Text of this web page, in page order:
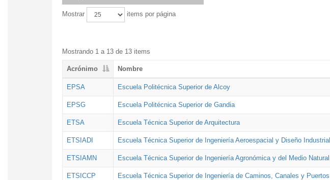
Mostrar items por página
Mostrando 1 a 13 de 13 items
Acrónimo Nombre
EPSA Escuela Politécnica Superior de Alcoy
EPSG Escuela Politécnica Superior de Gandia
ETSA Escuela Técnica Superior de Arquitectura
ETSIADI Escuela Técnica Superior de Ingeniería Aeroespacial y Diseño Industrial
ETSIAMN Escuela Técnica Superior de Ingeniería Agronómica y del Medio Natural
ETSICCP Escuela Técnica Superior de Ingeniería de Caminos, Canales y Puertos